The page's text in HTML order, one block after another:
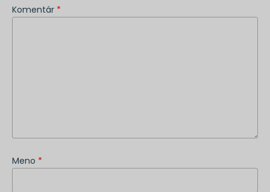
Komentár *
Meno *